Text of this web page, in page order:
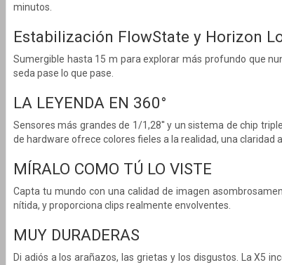
minutos.
Estabilización FlowState y Horizon
Sumergible hasta 15 m para explorar más profundo que
seda pase lo que pase.
LA LEYENDA EN 360°
Sensores más grandes de 1/1,28'' y un sistema de chip
de hardware ofrece colores fieles a la realidad, una claridad
MÍRALO COMO TÚ LO VISTE
Capta tu mundo con una calidad de imagen
nítida, y proporciona clips realmente envolventes.
MUY DURADERAS
Di adiós a los arañazos, las grietas y los disgustos. La X5